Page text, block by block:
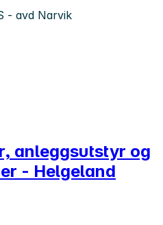
- avd Narvik
anleggsutstyr og
- Helgeland